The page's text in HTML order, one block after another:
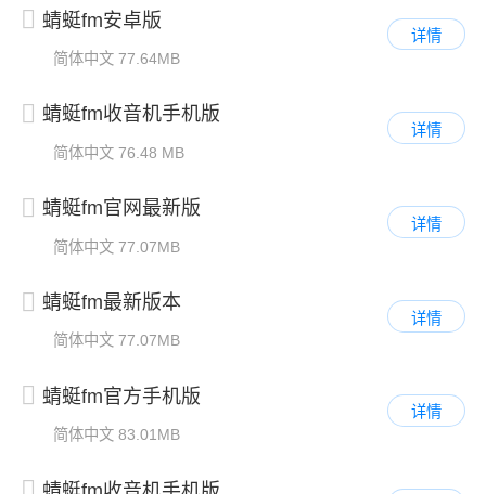
蜻蜓fm安卓版
简体中文 77.64MB
详情
蜻蜓fm收音机手机版
简体中文 76.48 MB
详情
蜻蜓fm官网最新版
简体中文 77.07MB
详情
蜻蜓fm最新版本
简体中文 77.07MB
详情
蜻蜓fm官方手机版
简体中文 83.01MB
详情